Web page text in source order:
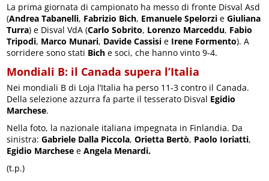
La prima giornata di campionato ha messo di fronte Disval Asd
(Andrea Tabanelli, Fabrizio Bich, Emanuele Spelorzi eGiuliana
Turra) e Disval VdA (Carlo Sobrito, Lorenzo Marceddu, Fabio
Tripodi, Marco Munari, Davide Cassisi e Irene Formento). A
sorridere sono stati Bich e soci, che hanno vinto 9-4.
Mondiali B: il Canada supera l’Italia
Nei mondiali B di Loja l’Italia ha perso 11-3 contro il Canada.
Della selezione azzurra fa parte il tesserato Disval Egidio
Marchese.
Nella foto, la nazionale italiana impegnata in Finlandia. Da
sinistra:Gabriele Dalla Piccola,Orietta Bertò, Paolo Ioriatti,
Egidio Marchese eAngela Menardi.
(t.p.)